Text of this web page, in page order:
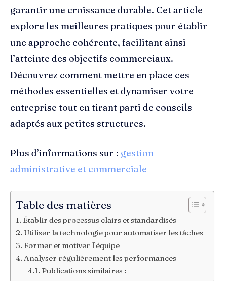
garantir une croissance durable. Cet article
explore les meilleures pratiques pour établir
une approche cohérente, facilitant ainsi
l’atteinte des objectifs commerciaux.
Découvrez comment mettre en place ces
méthodes essentielles et dynamiser votre
entreprise tout en tirant parti de conseils
adaptés aux petites structures.
Plus d’informations sur : gestion
administrative et commerciale
Table des matières
Établir des processus clairs et standardisés
Utiliser la technologie pour automatiser les tâches
Former et motiver l’équipe
Analyser régulièrement les performances
Publications similaires :